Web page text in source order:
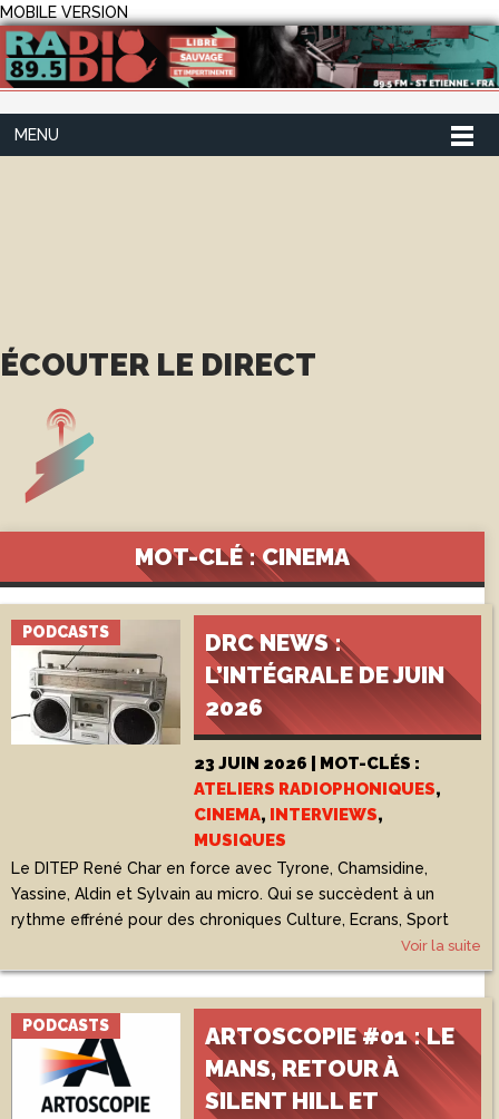
MOBILE VERSION
MENU
ÉCOUTER LE DIRECT
MOT-CLÉ : CINEMA
PODCASTS
DRC NEWS :
L’INTÉGRALE DE JUIN
2026
23 JUIN 2026 | MOT-CLÉS :
ATELIERS RADIOPHONIQUES,
CINEMA, INTERVIEWS,
MUSIQUES
Le DITEP René Char en force avec Tyrone, Chamsidine,
Yassine, Aldin et Sylvain au micro. Qui se succèdent à un
rythme effréné pour des chroniques Culture, Ecrans, Sport
Voir la suite
PODCASTS
ARTOSCOPIE #01 : LE
MANS, RETOUR À
SILENT HILL ET